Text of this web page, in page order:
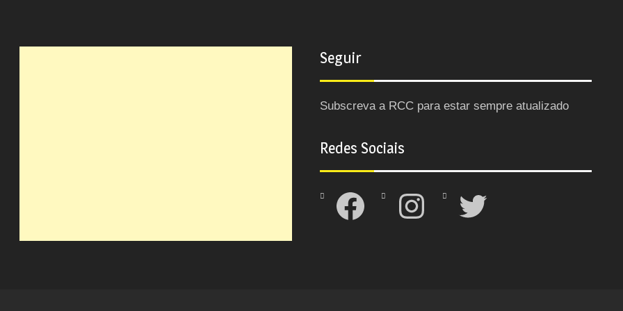
Seguir
Subscreva a RCC para estar sempre atualizado
Redes Sociais
Facebook Instagram Twitter